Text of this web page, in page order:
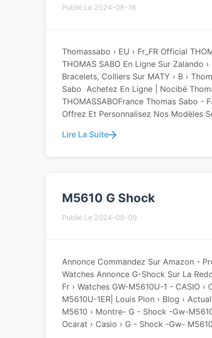
Publié Le 2024-08-16
Thomassabo › EU › Fr_FR Official
THOMAS SABO En Ligne Sur Zalando
Bracelets, Colliers Sur MATY › B ›
Sabo ️ Achetez En Ligne | Nocibé
THOMASSABOFrance Thomas Sabo -
Offrez Et Personnalisez Nos Modèles
Lire La Suite
M5610 G Shock
Publié Le 2024-08-09
Annonce Commandez Sur Amazon -
Watches Annonce G-Shock Sur La
Fr › Watches GW-M5610U-1 - CASIO
M5610U-1ER| Louis Pion › Blog ›
M5610 › Montre- G - Shock -gw-
Ocarat › Casio › G - Shock -gw-